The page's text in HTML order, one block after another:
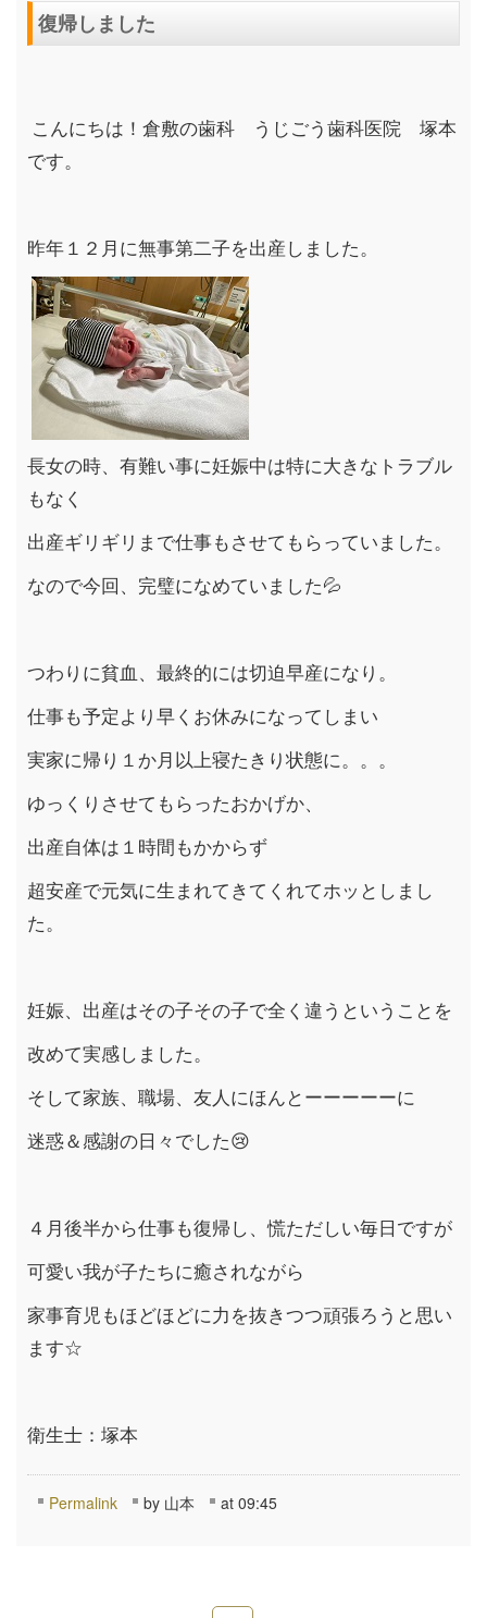
復帰しました
こんにちは！倉敷の歯科 うじごう歯科医院 塚本
です。
昨年１２月に無事第二子を出産しました。
長女の時、有難い事に妊娠中は特に大きなトラブル
もなく
出産ギリギリまで仕事もさせてもらっていました。
なので今回、完璧になめていました💦
つわりに貧血、最終的には切迫早産になり。
仕事も予定より早くお休みになってしまい
実家に帰り１か月以上寝たきり状態に。。。
ゆっくりさせてもらったおかげか、
出産自体は１時間もかからず
超安産で元気に生まれてきてくれてホッとしまし
た。
妊娠、出産はその子その子で全く違うということを
改めて実感しました。
そして家族、職場、友人にほんとーーーーーに
迷惑＆感謝の日々でした😢
４月後半から仕事も復帰し、慌ただしい毎日ですが
可愛い我が子たちに癒されながら
家事育児もほどほどに力を抜きつつ頑張ろうと思い
ます☆
衛生士：塚本
Permalink by 山本 at 09:45